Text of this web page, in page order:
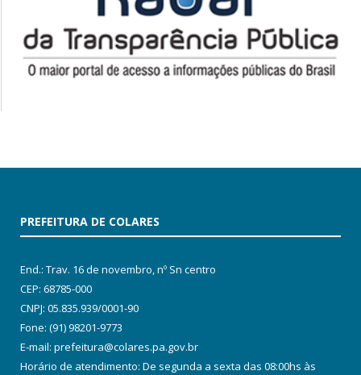
PREFEITURA DE COLARES
End.: Trav. 16 de novembro, nº Sn centro
CEP: 68785-000
CNPJ: 05.835.939/0001-90
Fone: (91) 98201-9773
E-mail: prefeitura@colares.pa.gov.br
Horário de atendimento: De segunda a sexta das 08:00hs às